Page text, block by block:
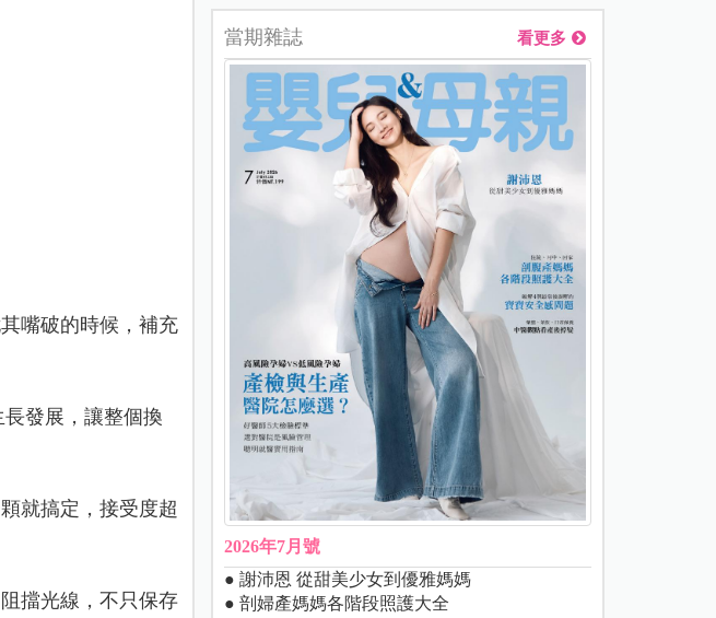
嘴破的時候，補充
發展，讓整個換
就搞定，接受度超
擋光線，不只保存
當期雜誌 看更多
2026年7月號
● 謝沛恩 從甜美少女到優雅媽媽
● 剖婦產媽媽各階段照護大全